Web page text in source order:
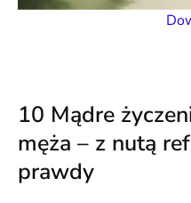
10 Mądre
męża – z nutą
prawdy